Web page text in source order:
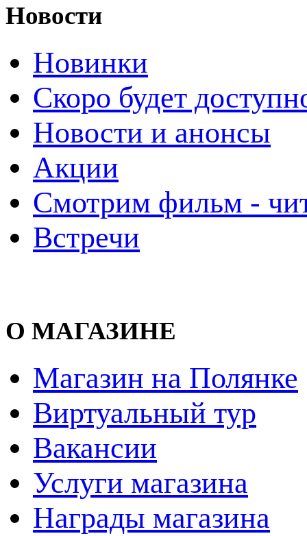
Новости
Новинки
Скоро будет
Новости и анонсы
Акции
Смотрим фильм -
Встречи
О МАГАЗИНЕ
Магазин на Полянке
Виртуальный тур
Вакансии
Услуги магазина
Награды магазина